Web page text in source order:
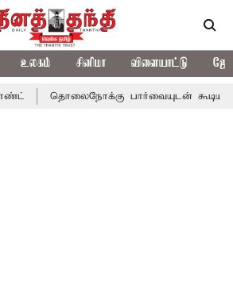
உலகம் சினிமா விளையாட்டு
பார்வையுடன் கூடிய வேளாண்